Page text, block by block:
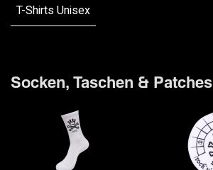
T-Shirts Unisex
Warenkorb
Elemente
Socken, Taschen & Patches